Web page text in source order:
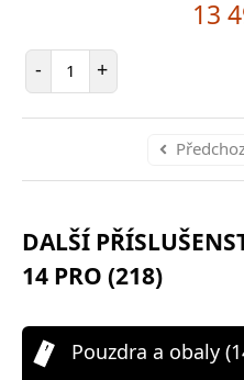
13
- Počet položek
+
DALŠÍ
14 PRO (218)
Pouzdra a obaly